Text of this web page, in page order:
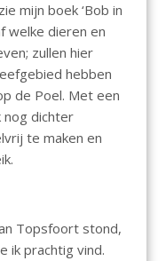
mijn boek ‘Bob in
welke dieren en
zullen hier
hebben
de Poel. Met een
dichter
te maken en
Topsfoort stond,
ik prachtig vind.